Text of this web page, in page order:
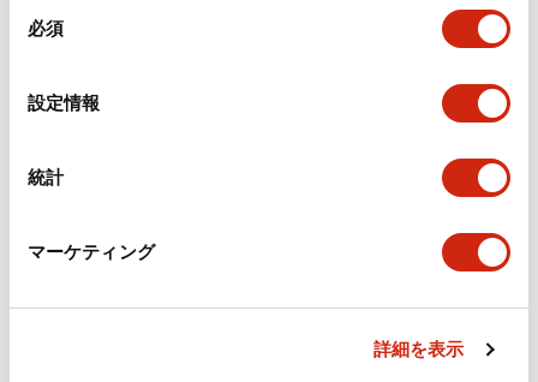
必須
設定情報
統計
マーケティング
詳細を表示
環境仕様
機能仕様
機械的仕様